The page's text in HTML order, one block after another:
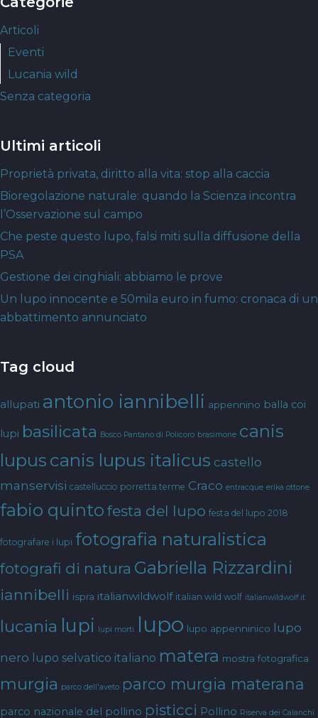
Articoli
Eventi
Lucania wild
Senza categoria
Ultimi articoli
Proprietà privata, diritto alla vita: stop alla caccia
Bioregolazione naturale: quando la Scienza incontra
l’Osservazione sul campo
Che peste questo lupo, falsi miti sulla diffusione della
PSA
Gestione dei cinghiali: abbiamo le prove
Un lupo innocente e 50mila euro in fumo: cronaca di un
abbattimento annunciato
Tag cloud
allupati antonio iannibelli appennino balla coi
lupi basilicata Bosco Pantano di Policoro brasimone canis
lupus canis lupus italicus castello
manservisi castelluccio porretta terme Craco entracque erika ottone
fabio quinto festa del lupo festa del lupo 2018
fotografare i lupi fotografia naturalistica
fotografi di natura Gabriella Rizzardini
iannibelli ispra italianwildwolf italian wild wolf italianwildwolf.it
lucania lupi lupi morti lupo lupo appenninico lupo
nero lupo selvatico italiano matera mostra fotografica
murgia parco dell'aveto parco murgia materana
parco nazionale del pollino pisticci Pollino Riserva dei Calanchi